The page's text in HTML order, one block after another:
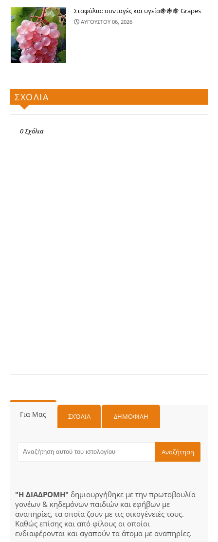
Σταφύλια: συνταγές και υγεία🍇🍇🍇 Grapes
ΑΥΓΟΥΣΤΟΥ 06, 2026
ΣΧΟΛΙΑ
0 Σχόλια
Για Μας ΣΧΌΛΙΑ ΔΗΜΟΦΙΛΗ
"Η ΔΙΑΔΡΟΜΗ" δημιουργήθηκε με την πρωτοβουλία
γονέων & κηδεμόνων παιδιών και εφήβων με
αναπηρίες, τα οποία ζουν με τις οικογένειές τους.
Καθώς επίσης και από φίλους οι οποίοι
ενδιαφέρονται και αγαπούν τα άτομα με αναπηρίες.